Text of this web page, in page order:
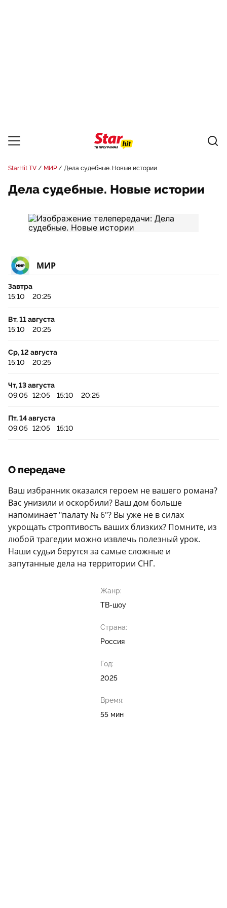
StarHit TV МИР Дела судебные. Новые истории
Дела судебные. Новые истории
МИР
Завтра
15:10
20:25
Вт, 11 августа
15:10
20:25
Ср, 12 августа
15:10
20:25
Чт, 13 августа
09:05 12:05 15:10 20:25
Пт, 14 августа
09:05 12:05 15:10
О передаче
Ваш избранник оказался героем не вашего романа?
Вас унизили и оскорбили? Ваш дом больше
напоминает "палату № 6"? Вы уже не в силах
укрощать строптивость ваших близких? Помните, из
любой трагедии можно извлечь полезный урок.
Наши судьи берутся за самые сложные и
запутанные дела на территории СНГ.
Жанр:
ТВ-шоу
Страна:
Россия
Год:
2025
Время:
55 мин